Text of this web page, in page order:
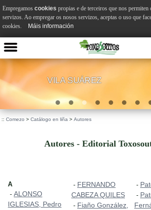
VILA SUÁREZ
:: Comezo > Catálogo en liña > Autores
Autores - Editorial
A
- ALONSO
IGLESIAS, Pedro
- FERNANDO
CABEZA QUILES
- Fiaño González,
-
-
Empregamos cookies propias e de terceiros que nos permiten
servizos. Ao empregar os nosos servizos, aceptas o uso que
cookies.
Máis información